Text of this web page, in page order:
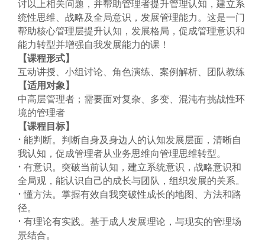
讨以上相关问题，并帮助管理者提升管理认知，建立系
统性思维、战略及全局意识，发展管理能力。这是一门
帮助核心管理层提升认知，发展格局，促成管理意识和
能力转型并增强自我发展能力的课！
【课程形式】
互动讲授、小组讨论、角色演练、案例解析、团队教练
【适用对象】
中高层管理者；需要面对复杂、多变、混沌有挑战性环
境的管理者
【课程目标】
• 能判断。判断自身及身边人的认知发展层面，清晰自
我认知，促成管理者从业务思维向管理思维转型。
• 有意识。突破当前认知，建立系统意识，战略意识和
全局观，能认识自己的成长与团队，组织发展的关系。
• 懂方法。掌握有效自我突破性成长的地图、方法和路
径。
• 有理论有实践。基于成人发展理论，与现实的管理场
景结合。